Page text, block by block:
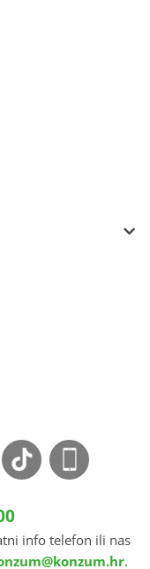
info telefon ili nas
.